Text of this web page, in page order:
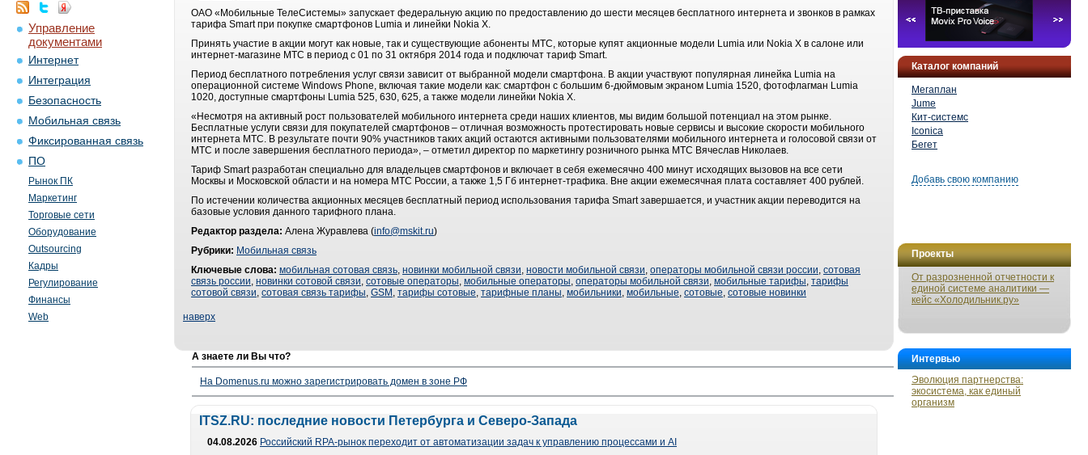
Управление
документами
Интернет
Интеграция
Безопасность
Мобильная связь
Фиксированная связь
ПО
Рынок ПК
Маркетинг
Торговые сети
Оборудование
Outsourcing
Кадры
Регулирование
Финансы
Web
Каталог компаний
Мегаплан
Jume
Кит-системс
Iconica
Бегет
Добавь свою компанию
Проекты
От разрозненной отчетности к
единой системе аналитики —
кейс «Холодильник.ру»
Интервью
Эволюция партнерства:
экосистема, как единый
организм
ОАО «Мобильные ТелеСистемы» запускает федеральную акцию по предоставлению до шести месяцев бесплатного интернета и звонков в рамках
тарифа Smart при покупке смартфонов Lumia и линейки Nokia X.
Принять участие в акции могут как новые, так и существующие абоненты МТС, которые купят акционные модели Lumia или Nokia X в салоне или
интернет-магазине МТС в период с 01 по 31 октября 2014 года и подключат тариф Smart.
Период бесплатного потребления услуг связи зависит от выбранной модели смартфона. В акции участвуют популярная линейка Lumia на
операционной системе Windows Phone, включая такие модели как: смартфон с большим 6-дюймовым экраном Lumia 1520, фотофлагман Lumia
1020, доступные смартфоны Lumia 525, 630, 625, а также модели линейки Nokia X.
«Несмотря на активный рост пользователей мобильного интернета среди наших клиентов, мы видим большой потенциал на этом рынке.
Бесплатные услуги связи для покупателей смартфонов – отличная возможность протестировать новые сервисы и высокие скорости мобильного
интернета МТС. В результате почти 90% участников таких акций остаются активными пользователями мобильного интернета и голосовой связи от
МТС и после завершения бесплатного периода», – отметил директор по маркетингу розничного рынка МТС Вячеслав Николаев.
Тариф Smart разработан специально для владельцев смартфонов и включает в себя ежемесячно 400 минут исходящих вызовов на все сети
Москвы и Московской области и на номера МТС России, а также 1,5 Гб интернет-трафика. Вне акции ежемесячная плата составляет 400 рублей.
По истечении количества акционных месяцев бесплатный период использования тарифа Smart завершается, и участник акции переводится на
базовые условия данного тарифного плана.
Редактор раздела: Алена Журавлева (info@mskit.ru)
Рубрики: Мобильная связь
Ключевые слова: мобильная сотовая связь, новинки мобильной связи, новости мобильной связи, операторы мобильной связи россии, сотовая
связь россии, новинки сотовой связи, сотовые операторы, мобильные операторы, операторы мобильной связи, мобильные тарифы, тарифы
сотовой связи, сотовая связь тарифы, GSM , тарифы сотовые, тарифные планы, мобильники, мобильные, сотовые, сотовые новинки
наверх
А знаете ли Вы что?
На Domenus.ru можно зарегистрировать домен в зоне РФ
ITSZ.RU: последние новости Петербурга и Северо-Запада
04.08.2026 Российский RPA-рынок переходит от автоматизации задач к управлению процессами и AI